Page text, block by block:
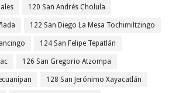
120 San Andrés Cholula
122 San Diego La Mesa Tochimiltzingo
124 San Felipe Tepatlán
126 San Gregorio Atzompa
128 San Jerónimo Xayacatlán